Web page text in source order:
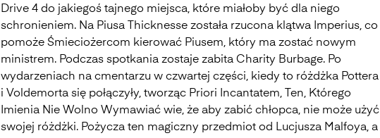
Drive 4 do jakiegoś tajnego miejsca, które miałoby być dla niego
schronieniem. Na Piusa Thicknesse została rzucona klątwa Imperius, co
pomoże Śmieciożercom kierować Piusem, który ma zostać nowym
ministrem. Podczas spotkania zostaje zabita Charity Burbage. Po
wydarzeniach na cmentarzu w czwartej części, kiedy to różdżka Pottera
i Voldemorta się połączyły, tworząc Priori Incantatem, Ten, Którego
Imienia Nie Wolno Wymawiać wie, że aby zabić chłopca, nie może użyć
swojej różdżki. Pożycza ten magiczny przedmiot od Lucjusza Malfoya, a